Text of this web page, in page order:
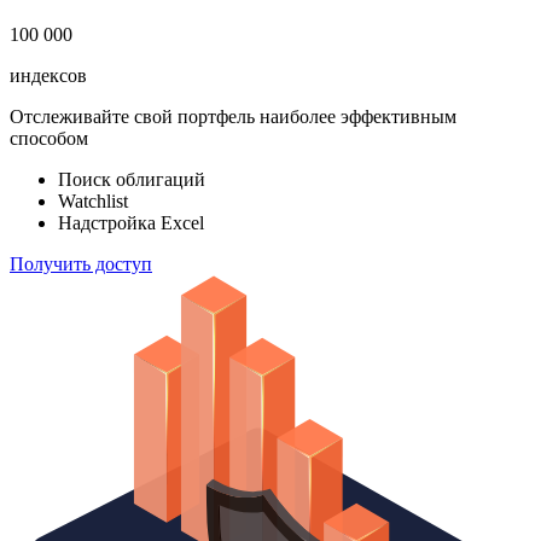
100 000
индексов
Отслеживайте свой портфель наиболее эффективным
способом
Поиск облигаций
Watchlist
Надстройка Excel
Получить доступ